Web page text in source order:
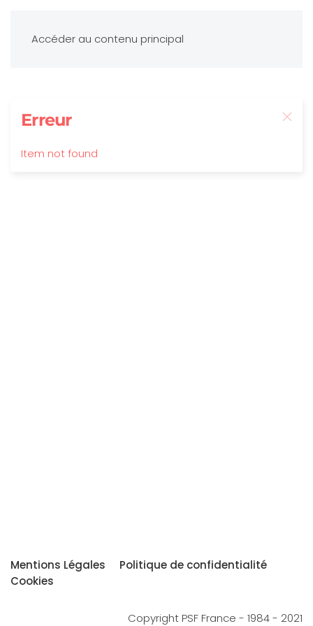
Accéder au contenu principal
Erreur
Item not found
Mentions Légales
Politique de confidentialité
Cookies
Copyright PSF France - 1984 - 2021